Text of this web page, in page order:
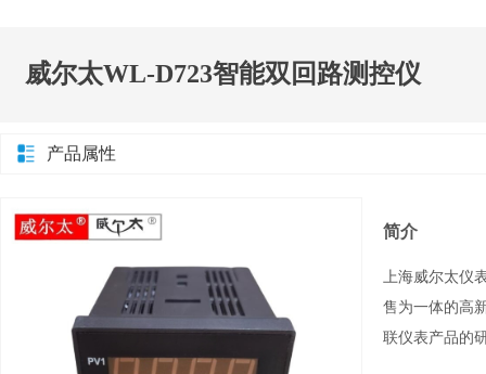
威尔太WL-D723智能双回路测控仪
产品属性
简介
上海威尔太仪
售为一体的高
联仪表产品的